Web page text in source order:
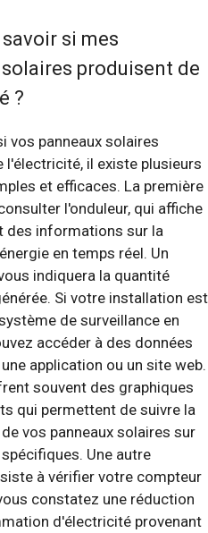
si mes
produisent de
?
vos panneaux solaires
l'électricité, il existe plusieurs
et efficaces. La première
l'onduleur, qui affiche
des informations sur la
en temps réel. Un
indiquera la quantité
Si votre installation est
de surveillance en
accéder à des données
application ou un site web.
souvent des graphiques
qui permettent de suivre la
vos panneaux solaires sur
Une autre
à vérifier votre compteur
constatez une réduction
d'électricité provenant